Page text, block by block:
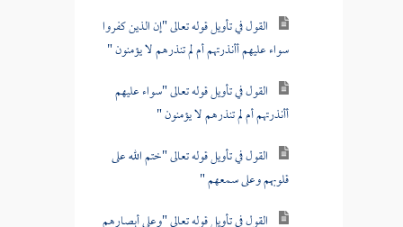
القول في تأويل قوله تعالى "إن الذين كفروا
سواء عليهم أأنذرتهم أم لم تنذرهم لا يؤمنون "
القول في تأويل قوله تعالى "سواء عليهم
أأنذرتهم أم لم تنذرهم لا يؤمنون "
القول في تأويل قوله تعالى "ختم الله على
قلوبهم وعلى سمعهم "